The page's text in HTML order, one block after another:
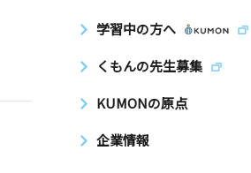
学習中の方へ
くもんの先生募集
KUMONの原点
企業情報